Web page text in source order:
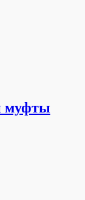
муфты